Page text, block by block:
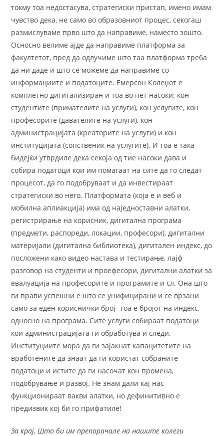
токму тоа недостасува, стратегиски пристап, имено имам
чувство дека, не само во образовниот процес, секогаш
размислуваме прво што да направиме, наместо зошто.
Осносно велиме ајде да направиме платформа за
факултетот, пред да одлучиме што таа платформа треба
да ни даде и што се можеме да направиме со
информациите и податоците. Емерсон Колеџот е
комплетно дигитализиран и тоа во пет насоки: кон
студентите (примателите на услуги), кон услугите, кон
професорите (давателите на услуги), кон
администрацијата (креаторите на услуги) и кон
институцијата (сопственик на услугите). И тоа е така
бидејќи утврдиле дека секоја од тие насоки дава и
собира податоци кои им помагаат на сите да го следат
процесот, да го подобруваат и да инвестираат
стратегиски во него. Платформата (која е и веб и
мобилна аплиакција) има од наједноставни алатки,
регистрирање на корисник, дигитална програма
(предмети, распореди, локации, професори), дигитални
материјали (дигитална библиотека), дигитален индекс, до
посложени како видео настава и тестирање, лајф
разговор на студенти и проефесори, дигитални алатки за
евалуација на професорите и програмите и сл. Она што
ги прави успешни е што се унифицирани и се врзани
само за еден кориснички број- тоа е бројот на индекс,
односно на програма. Сите услуги собираат податоци
кои администрацијата ги обработува и следи.
Институциите мора да ги зајакнат капацитетите на
вработените да знаат да ги користат собраните
податоци и истите да ги насочат кон промена,
подобрување и развој. Не знам дали кај нас
функционираат вакви алатки, но дефинитивно е
предизвик кој би го прифатиле!
За крај, Што би им препорачале на нашите колеги